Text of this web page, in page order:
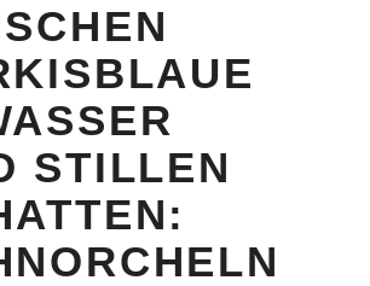
STILLEN